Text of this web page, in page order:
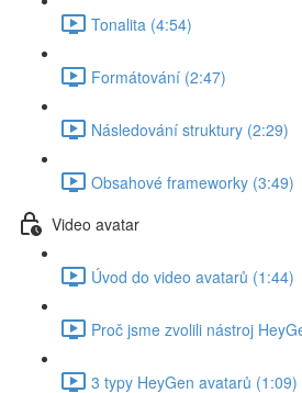
Tonalita (4:54)
Formátování (2:47)
Následování struktury (2:29)
Obsahové frameworky (3:49)
Video avatar
Úvod do video avatarů (1:44)
Proč jsme zvolili nástroj
3 typy HeyGen avatarů (1:09)